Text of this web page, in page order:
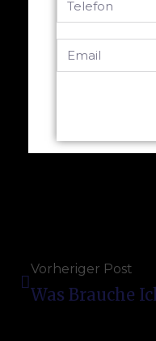
Vorheriger Post